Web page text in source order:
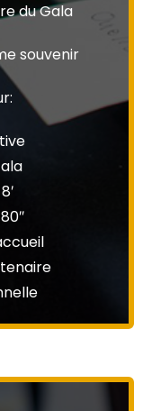
du Gala
souvenir